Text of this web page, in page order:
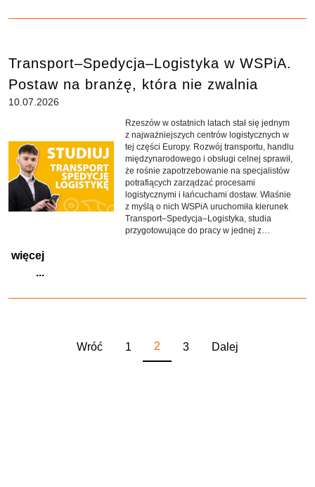
Transport–Spedycja–Logistyka w WSPiA.
Postaw na branżę, która nie zwalnia
10.07.2026
Rzeszów w ostatnich latach stał się jednym
z najważniejszych centrów logistycznych w
tej części Europy. Rozwój transportu, handlu
międzynarodowego i obsługi celnej sprawił,
że rośnie zapotrzebowanie na specjalistów
potrafiących zarządzać procesami
logistycznymi i łańcuchami dostaw. Właśnie
z myślą o nich WSPiA uruchomiła kierunek
Transport–Spedycja–Logistyka, studia
przygotowujące do pracy w jednej z
więcej
...
Wróć 1 2 3 Dalej